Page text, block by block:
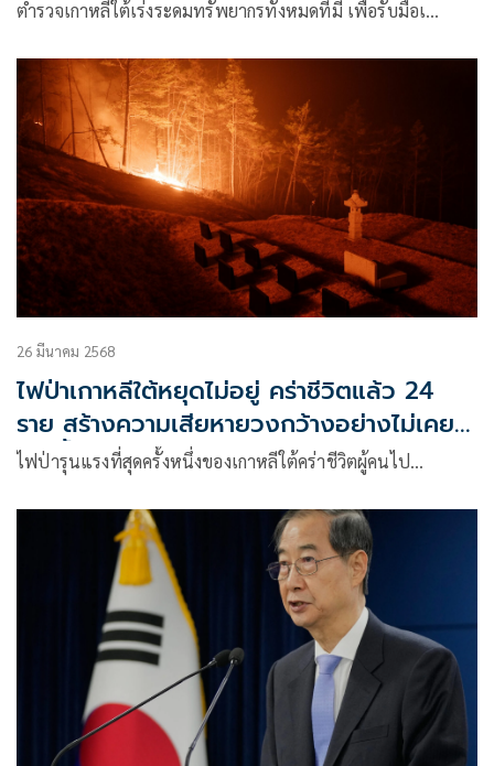
ตำรวจเกาหลีใต้เร่งระดมทรัพยากรทั้งหมดที่มี เพื่อรับมือเ…
26 มีนาคม 2568
ไฟป่าเกาหลีใต้หยุดไม่อยู่ คร่าชีวิตแล้ว 24
ราย สร้างความเสียหายวงกว้างอย่างไม่เคย
เกิดขึ้น
ไฟป่ารุนแรงที่สุดครั้งหนึ่งของเกาหลีใต้คร่าชีวิตผู้คนไป…